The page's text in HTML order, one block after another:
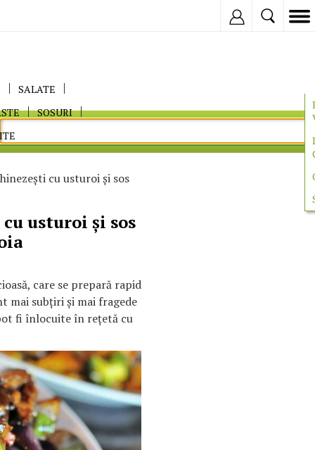
SALATE
SOSURI
cu usturoi şi sos
usturoi şi sos
care se prepară rapid
mai subţiri şi mai fragede
fi înlocuite în reţetă cu